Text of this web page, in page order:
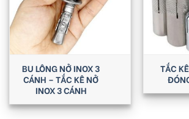
BU LÔNG NỞ INOX 3
CÁNH – TẮC KÊ NỞ
INOX 3 CÁNH
TẮC